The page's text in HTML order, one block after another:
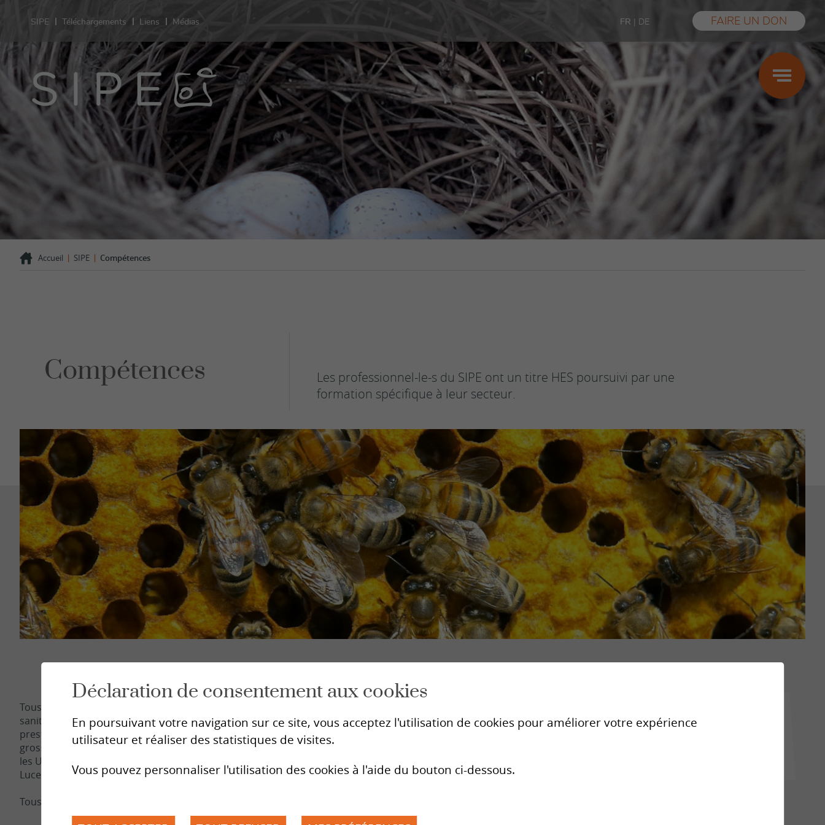
Santé sexuelle
Prestations
Sexualité
Contraception, contraception d’urgence,
test de grossesse
Grossesse imprévue
Désir d'enfant
Orientation sexuelle et identité de genre
Violences sexuelles
Comportements sexuels interrogeants
Couple et Famille
Prestations
Types de consultation
Violences sexuelles
Tarifs
Témoignages
FAQ
Lecture
Les conseils des centres SIPE
Grossesse
Maternité
Paternité
Prestations
Aide financière
Violences sexuelles
Témoignages
FAQ
Les conseils des centres SIPE
Comportements sexuels interrogeants
Lecture
Les conseils des centres SIPE
Centres de
consultation
Monthey
Martigny
Sion
Sierre
Brig
SIPE
La Fédération
Le personnel
Historique
Mission
Bases légales
Actualités
Contact
Compétences
Dons
Téléchargements Liens
Médias
SIPE Téléchargements Liens Médias FAIRE UN DON
FR DE
Accueil | SIPE | Compétences
Compétences
Les professionnel-le-s du SIPE ont un titre HES poursuivi par une
formation spécifique à leur secteur.
Tous les collaborateurs SIPE sont au bénéfice d’une expérience professionnelle dans le domaine social,
sanitaire ou éducatif ainsi que d’une formation spécifique de niveau tertiaire dans leur domaine de
prestation (santé sexuelle, éducation sexuelle, consultation de couple, consultation en matière de
grossesse). Ces formations sont dispensées par des organismes de formation suisses reconnus tels que
les Universités de Lausanne et Genève, la Haute Ecole de travail social de Genève (CEFOC) ou la HES de
Lucerne.
Tous les professionnels SIPE bénéficient d’une formation continue et de supervisions régulières.
Déclaration de consentement aux cookies
En poursuivant votre navigation sur ce site, vous acceptez l'utilisation de cookies pour améliorer votre expérience
utilisateur et réaliser des statistiques de visites.
Vous pouvez personnaliser l'utilisation des cookies à l'aide du bouton ci-dessous.